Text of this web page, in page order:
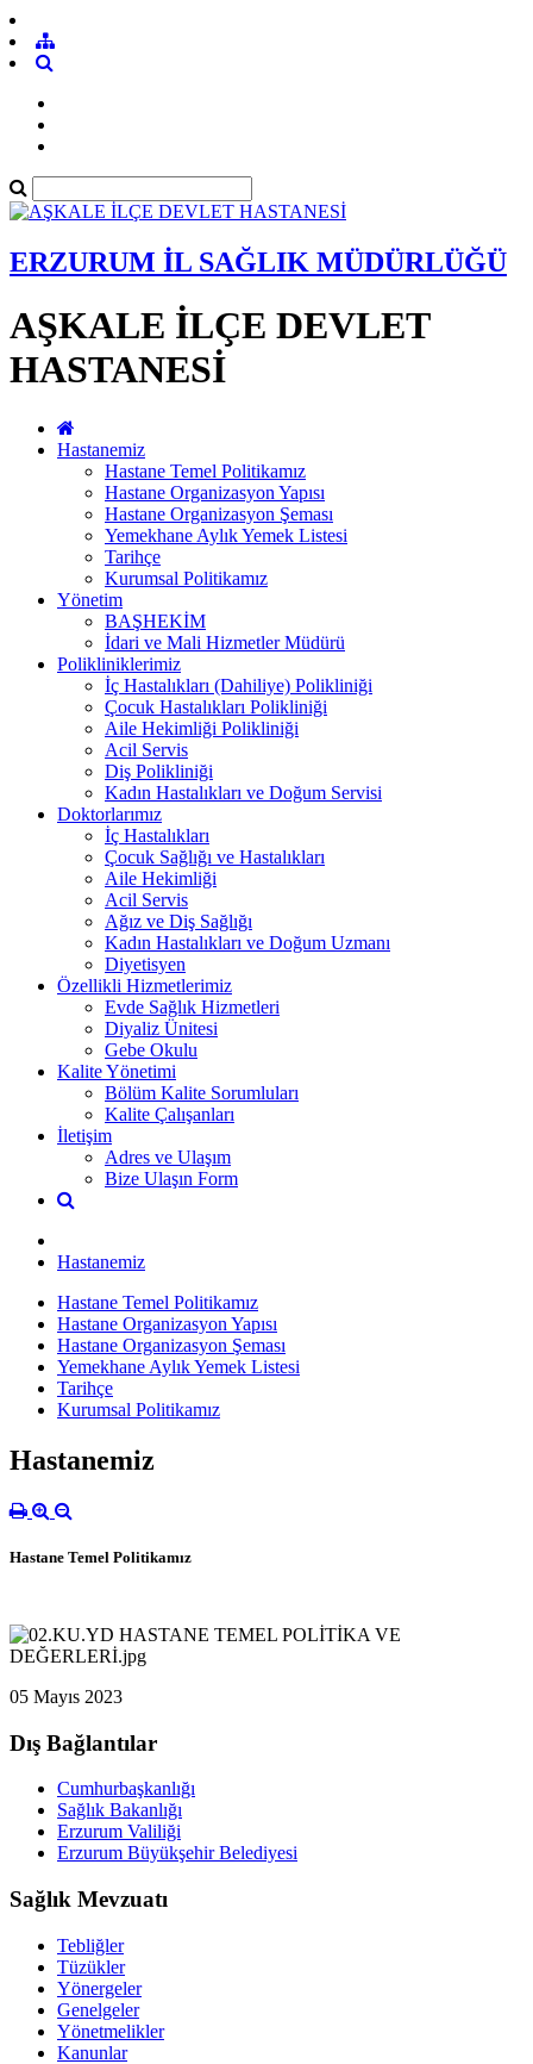
ERZURUM İL SAĞLIK MÜDÜRLÜĞÜ
AŞKALE İLÇE DEVLET
HASTANESİ
Hastanemiz
Hastane Temel Politikamız
Hastane Organizasyon Yapısı
Hastane Organizasyon Şeması
Yemekhane Aylık Yemek Listesi
Tarihçe
Kurumsal Politikamız
Yönetim
BAŞHEKİM
İdari ve Mali Hizmetler Müdürü
Polikliniklerimiz
İç Hastalıkları (Dahiliye) Polikliniği
Çocuk Hastalıkları Polikliniği
Aile Hekimliği Polikliniği
Acil Servis
Diş Polikliniği
Kadın Hastalıkları ve Doğum Servisi
Doktorlarımız
İç Hastalıkları
Çocuk Sağlığı ve Hastalıkları
Aile Hekimliği
Acil Servis
Ağız ve Diş Sağlığı
Kadın Hastalıkları ve Doğum Uzmanı
Diyetisyen
Özellikli Hizmetlerimiz
Evde Sağlık Hizmetleri
Diyaliz Ünitesi
Gebe Okulu
Kalite Yönetimi
Bölüm Kalite Sorumluları
Kalite Çalışanları
İletişim
Adres ve Ulaşım
Bize Ulaşın Form
Hastanemiz
Hastane Temel Politikamız
Hastane Organizasyon Yapısı
Hastane Organizasyon Şeması
Yemekhane Aylık Yemek Listesi
Tarihçe
Kurumsal Politikamız
Hastanemiz
Hastane Temel Politikamız
05 Mayıs 2023
Dış Bağlantılar
Cumhurbaşkanlığı
Sağlık Bakanlığı
Erzurum Valiliği
Erzurum Büyükşehir Belediyesi
Sağlık Mevzuatı
Tebliğler
Tüzükler
Yönergeler
Genelgeler
Yönetmelikler
Kanunlar